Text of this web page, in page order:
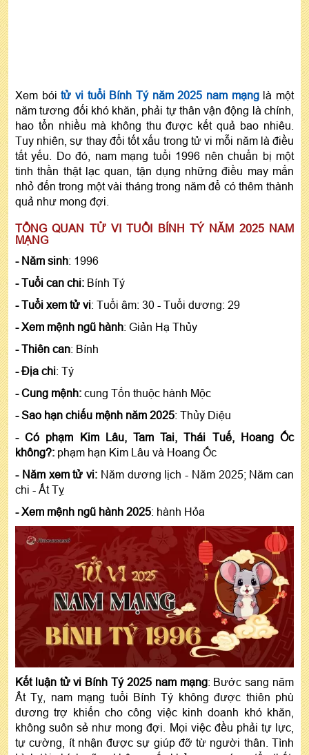
Xem bóitử vi tuổi Bính Tý năm 2025 nam mạnglà một
năm tương đối khó khăn, phải tự thân vận động là chính,
hao tổn nhiều mà không thu được kết quả bao nhiêu.
Tuy nhiên, sự thay đổi tốt xấu trong tử vi mỗi năm là điều
tất yếu. Do đó, nam mạng tuổi 1996 nên chuẩn bị một
tinh thần thật lạc quan, tận dụng những điều may mắn
nhỏ đến trong một vài tháng trong năm để có thêm thành
quả như mong đợi.
TỔNG QUAN TỬ VI TUỔI BÍNH TÝ NĂM 2025 NAM
MẠNG
- Năm sinh: 1996
- Tuổi can chi: Bính Tý
- Tuổi xem tử vi: Tuổi âm: 30 - Tuổi dương: 29
- Xem mệnh ngũ hành: Giản Hạ Thủy
- Thiên can: Bính
- Địa chi: Tý
- Cung mệnh: cung Tốn thuộc hành Mộc
- Sao hạn chiếu mệnh năm 2025: Thủy Diệu
- Có phạm Kim Lâu, Tam Tai, Thái Tuế, Hoang Ốc
không?: phạm hạn Kim Lâu và Hoang Ốc
- Năm xem tử vi: Năm dương lịch - Năm 2025; Năm can
chi - Ất Tỵ
- Xem mệnh ngũ hành 2025: hành Hỏa
Kết luận tử vi Bính Tý 2025 nam mạng: Bước sang năm
Ất Tỵ, nam mạng tuổi Bính Tý không được thiên phù
dương trợ khiến cho công việc kinh doanh khó khăn,
không suôn sẻ như mong đợi. Mọi việc đều phải tự lực,
tự cường, ít nhận được sự giúp đỡ từ người thân. Tình